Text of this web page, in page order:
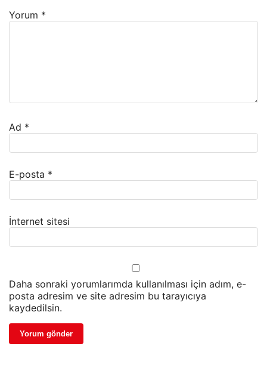
Yorum *
Ad *
E-posta *
İnternet sitesi
Daha sonraki yorumlarımda kullanılması için adım, e-
posta adresim ve site adresim bu tarayıcıya
kaydedilsin.